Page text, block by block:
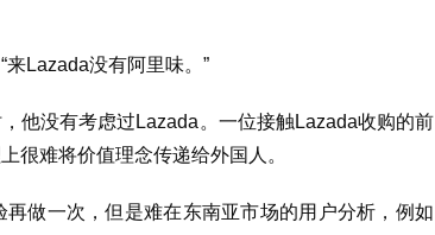
Lazada没有阿里味。”
他没有考虑过Lazada。一位接触Lazada收购的前
很难将价值理念传递给外国人。
做一次，但是难在东南亚市场的用户分析，例如